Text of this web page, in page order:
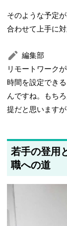
そのような予定
合わせて上手に対
編集部
リモートワーク
時間を設定でき
んですね。もち
提だと思います
若手の登用
職への道